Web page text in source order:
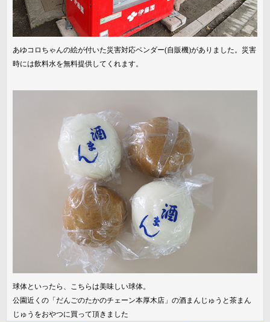
あゆコロちゃんの絵が付いた災害対応ベンダー(自販機)がありました。災害
時には飲料水を無料提供してくれます。
球体といったら、こちらは美味しい球体。
公園近くの「だんごのたかのチェーン本厚木店」の酒まんじゅうと茶まん
じゅうをおやつに買って頂きました